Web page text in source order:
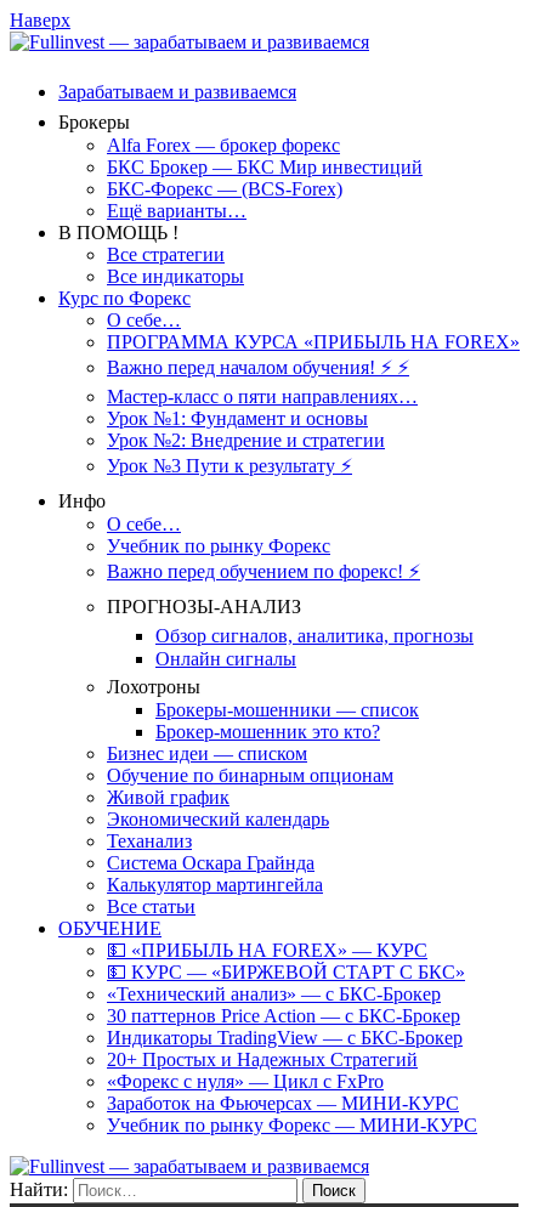
Наверх
Зарабатываем и развиваемся
Брокеры
Alfa Forex — брокер форекс
БКС Брокер — БКС Мир инвестиций
БКС-Форекс — (BCS-Forex)
Ещё варианты…
В ПОМОЩЬ !
Все стратегии
Все индикаторы
Курс по Форекс
О себе…
ПРОГРАММА КУРСА «ПРИБЫЛЬ НА FOREX»
Важно перед началом обучения! ⚡ ⚡
Мастер-класс о пяти направлениях…
Урок №1: Фундамент и основы
Урок №2: Внедрение и стратегии
Урок №3 Пути к результату ⚡️
Инфо
О себе…
Учебник по рынку Форекс
Важно перед обучением по форекс! ⚡
ПРОГНОЗЫ-АНАЛИЗ
Обзор сигналов, аналитика, прогнозы
Онлайн сигналы
Лохотроны
Брокеры-мошенники — список
Брокер-мошенник это кто?
Бизнес идеи — списком
Обучение по бинарным опционам
Живой график
Экономический календарь
Теханализ
Система Оскара Грайнда
Калькулятор мартингейла
Все статьи
ОБУЧЕНИЕ
💵 «ПРИБЫЛЬ НА FOREX» — КУРС
💵 КУРС — «БИРЖЕВОЙ СТАРТ С БКС»
«Технический анализ» — с БКС-Брокер
30 паттернов Price Action — с БКС-Брокер
Индикаторы TradingView — с БКС-Брокер
20+ Простых и Надежных Стратегий
«Форекс с нуля» — Цикл с FxPro
Заработок на Фьючерсах — МИНИ-КУРС
Учебник по рынку Форекс — МИНИ-КУРС
Найти: